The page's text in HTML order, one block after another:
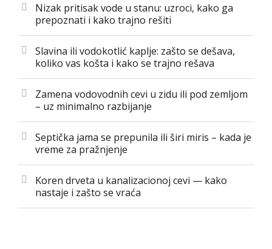
Nizak pritisak vode u stanu: uzroci, kako ga
prepoznati i kako trajno rešiti
Slavina ili vodokotlić kaplje: zašto se dešava,
koliko vas košta i kako se trajno rešava
Zamena vodovodnih cevi u zidu ili pod zemljom
– uz minimalno razbijanje
Septička jama se prepunila ili širi miris – kada je
vreme za pražnjenje
Koren drveta u kanalizacionoj cevi — kako
nastaje i zašto se vraća